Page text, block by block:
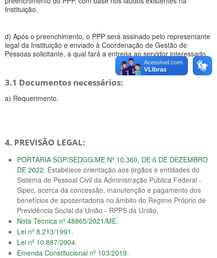
Instituição.
d) Após o preenchimento, o PPP será assinado pelo representante
legal da Instituição e enviado à Coordenação de Gestão de
Pessoas solicitante, a qual fará a entrega ao servidor interessado.
3.1 Documentos necessários:
a) Requerimento.
4. PREVISÃO LEGAL:
PORTARIA SGP/SEDGG/ME Nº 10.360, DE 6 DE DEZEMBRO
DE 2022. Estabelece orientação aos órgãos e entidades do
Sistema de Pessoal Civil da Administração Pública Federal -
Sipec, acerca da concessão, manutenção e pagamento dos
benefícios de aposentadoria no âmbito do Regime Próprio de
Previdência Social da União - RPPS da União.
Nota Técnica nº 48865/2021/ME.
Lei nº 8.213/1991 .
Lei nº 10.887/2004.
Emenda Constitucional nº 103/2019.